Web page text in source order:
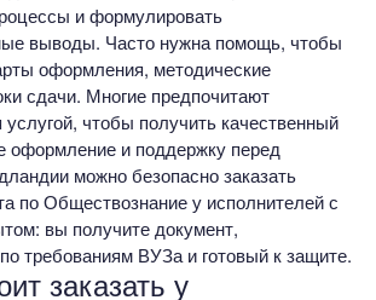
и формулировать
выводы. Часто нужна помощь, чтобы
оформления, методические
сдачи. Многие предпочитают
услугой, чтобы получить качественный
оформление и поддержку перед
можно безопасно заказать
по Обществознание у исполнителей с
вы получите документ,
требованиям ВУЗа и готовый к защите.
заказать у